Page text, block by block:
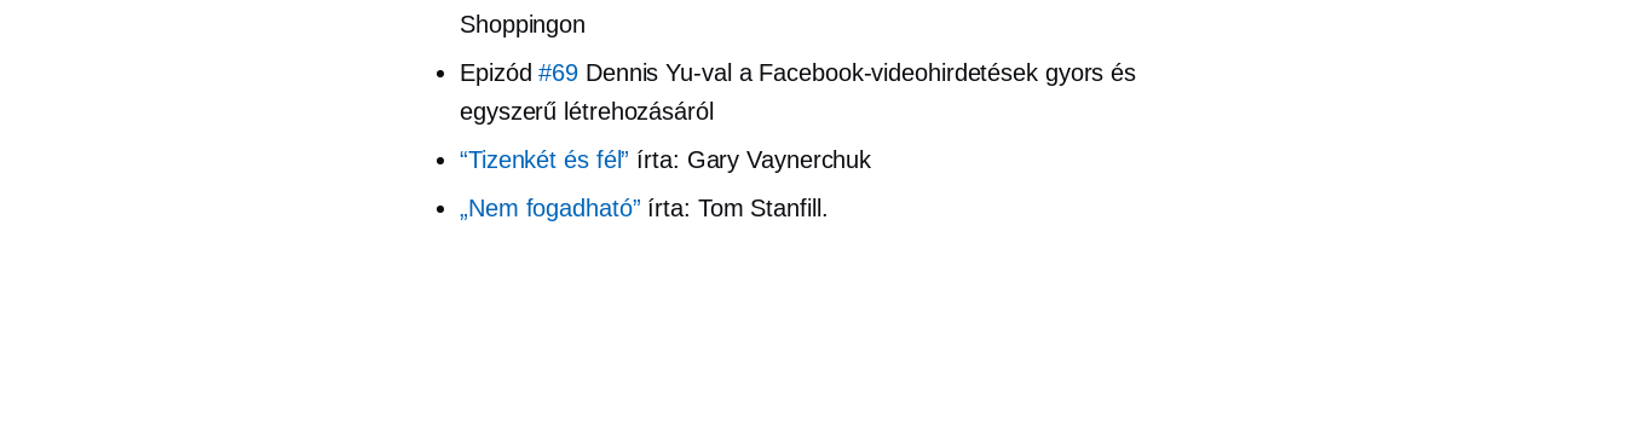
Shoppingon
Epizód#69 Dennis Yu-val a Facebook-videohirdetések gyors és
egyszerű létrehozásáról
“Tizenkét és fél” írta: Gary Vaynerchuk
„Nem fogadható” írta: Tom Stanfill.